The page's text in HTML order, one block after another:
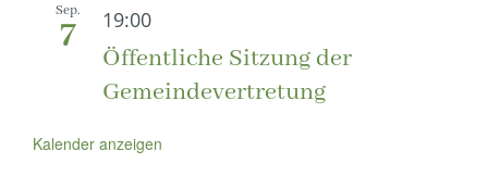
Sep.
7 19:00
Öffentliche Sitzung der
Gemeindevertretung
Kalender anzeigen